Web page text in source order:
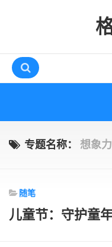
互动
专题名称： 想象力
随笔
儿童节：守护童